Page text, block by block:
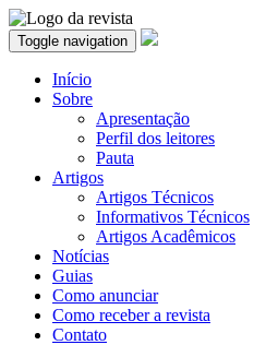
Toggle navigation
Início
Sobre
Apresentação
Perfil dos leitores
Pauta
Artigos
Artigos Técnicos
Informativos Técnicos
Artigos Acadêmicos
Notícias
Guias
Como anunciar
Como receber a revista
Contato